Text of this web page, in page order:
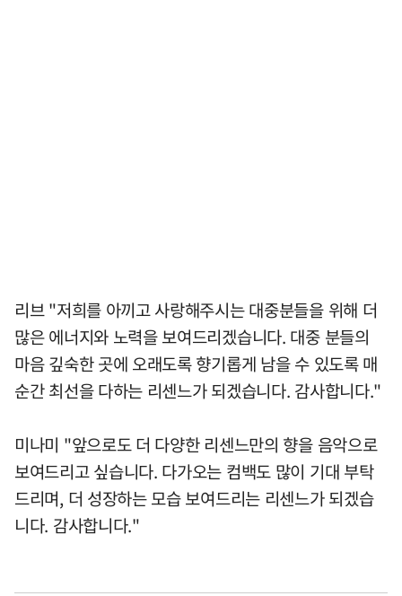
리브 "저희를 아끼고 사랑해주시는 대중분들을 위해 더
많은 에너지와 노력을 보여드리겠습니다. 대중 분들의
마음 깊숙한 곳에 오래도록 향기롭게 남을 수 있도록 매
순간 최선을 다하는 리센느가 되겠습니다. 감사합니다."
미나미 "앞으로도 더 다양한 리센느만의 향을 음악으로
보여드리고 싶습니다. 다가오는 컴백도 많이 기대 부탁
드리며, 더 성장하는 모습 보여드리는 리센느가 되겠습
니다. 감사합니다."